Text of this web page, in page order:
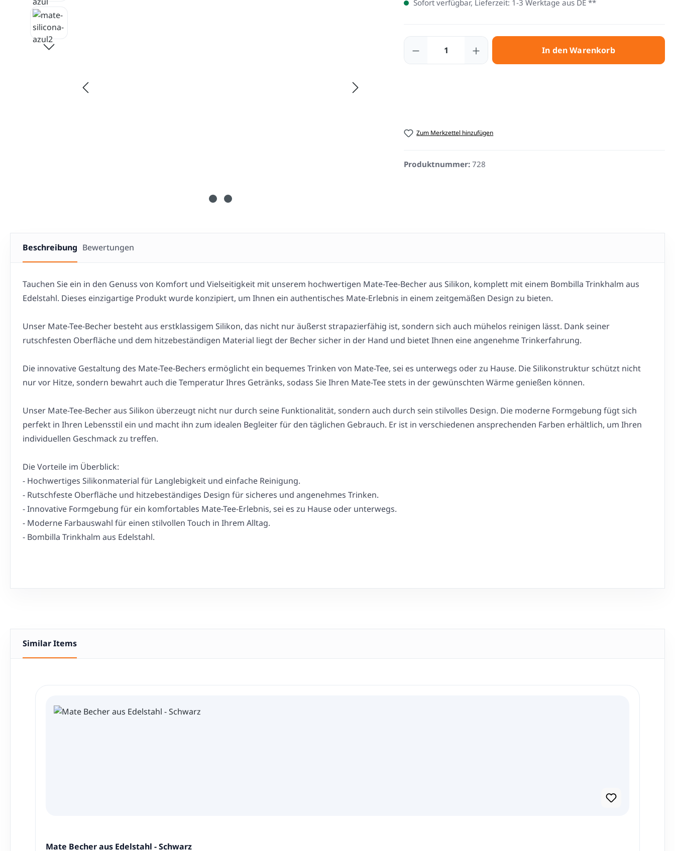
Sofort verfügbar, Lieferzeit: 1-3 Werktage aus DE **
Produkt Anzahl: Gib den gewünschten Wert
In den Warenkorb
Zum Merkzettel hinzufügen
Produktnummer: 728
Beschreibung Bewertungen
Tauchen Sie ein in den Genuss von Komfort und Vielseitigkeit mit unserem hochwertigen Mate-Tee-Becher aus Silikon, komplett mit einem Bombilla Trinkhalm aus
Edelstahl. Dieses einzigartige Produkt wurde konzipiert, um Ihnen ein authentisches Mate-Erlebnis in einem zeitgemäßen Design zu bieten.
Unser Mate-Tee-Becher besteht aus erstklassigem Silikon, das nicht nur äußerst strapazierfähig ist, sondern sich auch mühelos reinigen lässt. Dank seiner
rutschfesten Oberfläche und dem hitzebeständigen Material liegt der Becher sicher in der Hand und bietet Ihnen eine angenehme Trinkerfahrung.
Die innovative Gestaltung des Mate-Tee-Bechers ermöglicht ein bequemes Trinken von Mate-Tee, sei es unterwegs oder zu Hause. Die Silikonstruktur schützt nicht
nur vor Hitze, sondern bewahrt auch die Temperatur Ihres Getränks, sodass Sie Ihren Mate-Tee stets in der gewünschten Wärme genießen können.
Unser Mate-Tee-Becher aus Silikon überzeugt nicht nur durch seine Funktionalität, sondern auch durch sein stilvolles Design. Die moderne Formgebung fügt sich
perfekt in Ihren Lebensstil ein und macht ihn zum idealen Begleiter für den täglichen Gebrauch. Er ist in verschiedenen ansprechenden Farben erhältlich, um Ihren
individuellen Geschmack zu treffen.
Die Vorteile im Überblick:
- Hochwertiges Silikonmaterial für Langlebigkeit und einfache Reinigung.
- Rutschfeste Oberfläche und hitzebeständiges Design für sicheres und angenehmes Trinken.
- Innovative Formgebung für ein komfortables Mate-Tee-Erlebnis, sei es zu Hause oder unterwegs.
- Moderne Farbauswahl für einen stilvollen Touch in Ihrem Alltag.
- Bombilla Trinkhalm aus Edelstahl.
Similar Items
Mate Becher aus Edelstahl - Schwarz